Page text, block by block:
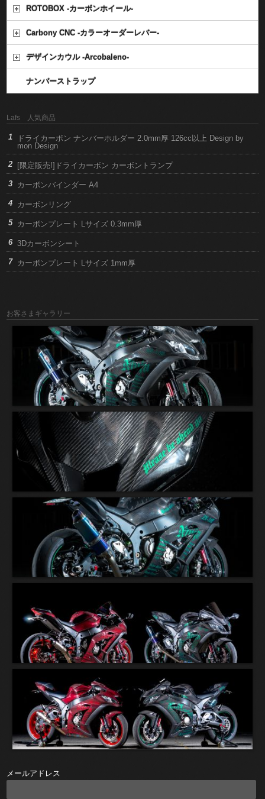
ROTOBOX -カーボンホイール-
Carbony CNC -カラーオーダーレバー-
デザインカウル -Arcobaleno-
ナンバーストラップ
Lafs 人気商品
ドライカーボン ナンバーホルダー 2.0mm厚 126cc以上 Design by
mon Design
[限定販売!]ドライカーボン カーボントランプ
カーボンバインダー A4
カーボンリング
カーボンプレート Lサイズ 0.3mm厚
3Dカーボンシート
カーボンプレート Lサイズ 1mm厚
お客さまギャラリー
メールアドレス